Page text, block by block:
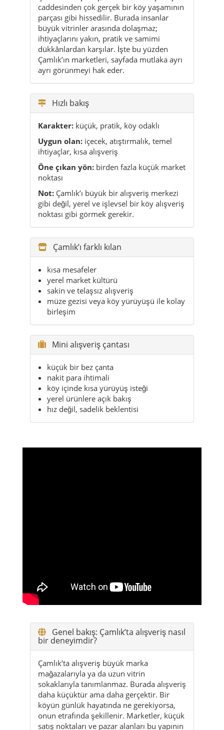
caddesinden çok gerçek bir köy yaşamının
parçası gibi hissedilir. Burada insanlar
büyük vitrinler arasında dolaşmaz;
ihtiyaçlarını yakın, pratik ve samimi
dükkânlardan karşılar. İşte bu yüzden
Çamlık’ın marketleri, sayfada mutlaka ayrı
ayrı görünmeyi hak eder.
Hızlı bakış
Karakter: küçük, pratik, köy odaklı
Uygun olan: içecek, atıştırmalık, temel
ihtiyaçlar, kısa alışveriş
Öne çıkan yön: birden fazla küçük market
noktası
Not: Çamlık’ı büyük bir alışveriş merkezi
gibi değil, yerel ve işlevsel bir köy alışveriş
noktası gibi görmek gerekir.
Çamlık’ı farklı kılan
kısa mesafeler
yerel market kültürü
sakin ve telaşsız alışveriş
müze gezisi veya köy yürüyüşü ile kolay
birleşim
Mini alışveriş çantası
küçük bir bez çanta
nakit para ihtimali
köy içinde kısa yürüyüş isteği
yerel ürünlere açık bakış
hız değil, sadelik beklentisi
Genel bakış: Çamlık’ta alışveriş nasıl
bir deneyimdir?
Çamlık’ta alışveriş büyük marka
mağazalarıyla ya da uzun vitrin
sokaklarıyla tanımlanmaz. Burada alışveriş
daha küçüktür ama daha gerçektir. Bir
köyün günlük hayatında ne gerekiyorsa,
onun etrafında şekillenir. Marketler, küçük
satış noktaları ve pazar alanları bu yapının